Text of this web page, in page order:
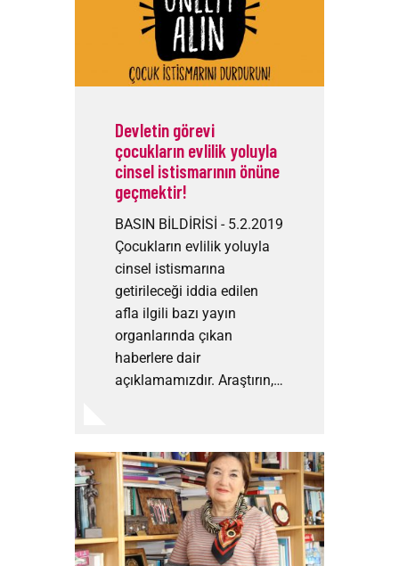
Devletin görevi
çocukların evlilik yoluyla
cinsel istismarının önüne
geçmektir!
BASIN BİLDİRİSİ - 5.2.2019
Çocukların evlilik yoluyla
cinsel istismarına
getirileceği iddia edilen
afla ilgili bazı yayın
organlarında çıkan
haberlere dair
açıklamamızdır. Araştırın,…